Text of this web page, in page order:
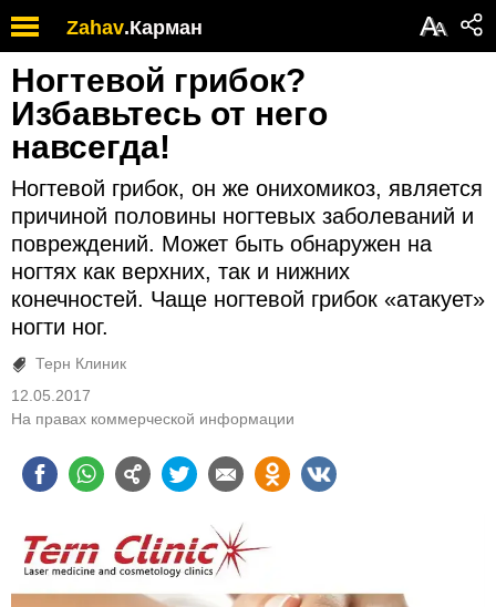
Zahav.Карман АА
Ногтевой грибок?
Избавьтесь от него
навсегда!
Ногтевой грибок, он же онихомикоз, является
причиной половины ногтевых заболеваний и
повреждений. Может быть обнаружен на
ногтях как верхних, так и нижних
конечностей. Чаще ногтевой грибок «атакует»
ногти ног.
Терн Клиник
12.05.2017
На правах коммерческой информации